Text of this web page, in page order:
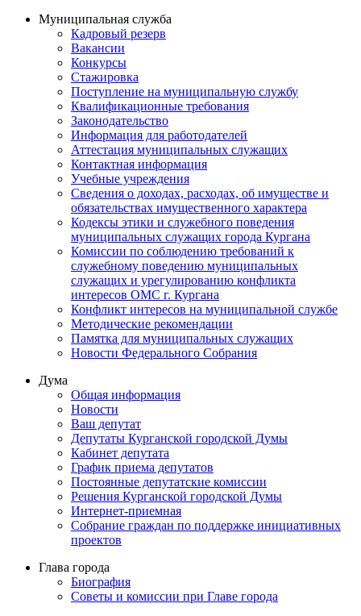
Муниципальная служба
Кадровый резерв
Вакансии
Конкурсы
Стажировка
Поступление на муниципальную службу
Квалификационные требования
Законодательство
Информация для работодателей
Аттестация муниципальных служащих
Контактная информация
Учебные учреждения
Сведения о доходах, расходах, об имуществе и
обязательствах имущественного характера
Кодексы этики и служебного поведения
муниципальных служащих города Кургана
Комиссии по соблюдению требований к
служебному поведению муниципальных
служащих и урегулированию конфликта
интересов ОМС г. Кургана
Конфликт интересов на муниципальной службе
Методические рекомендации
Памятка для муниципальных служащих
Новости Федерального Cобрания
Дума
Общая информация
Новости
Ваш депутат
Депутаты Курганской городской Думы
Кабинет депутата
График приема депутатов
Постоянные депутатские комиссии
Решения Курганской городской Думы
Интернет-приемная
Собрание граждан по поддержке инициативных
проектов
Глава города
Биография
Советы и комиссии при Главе города